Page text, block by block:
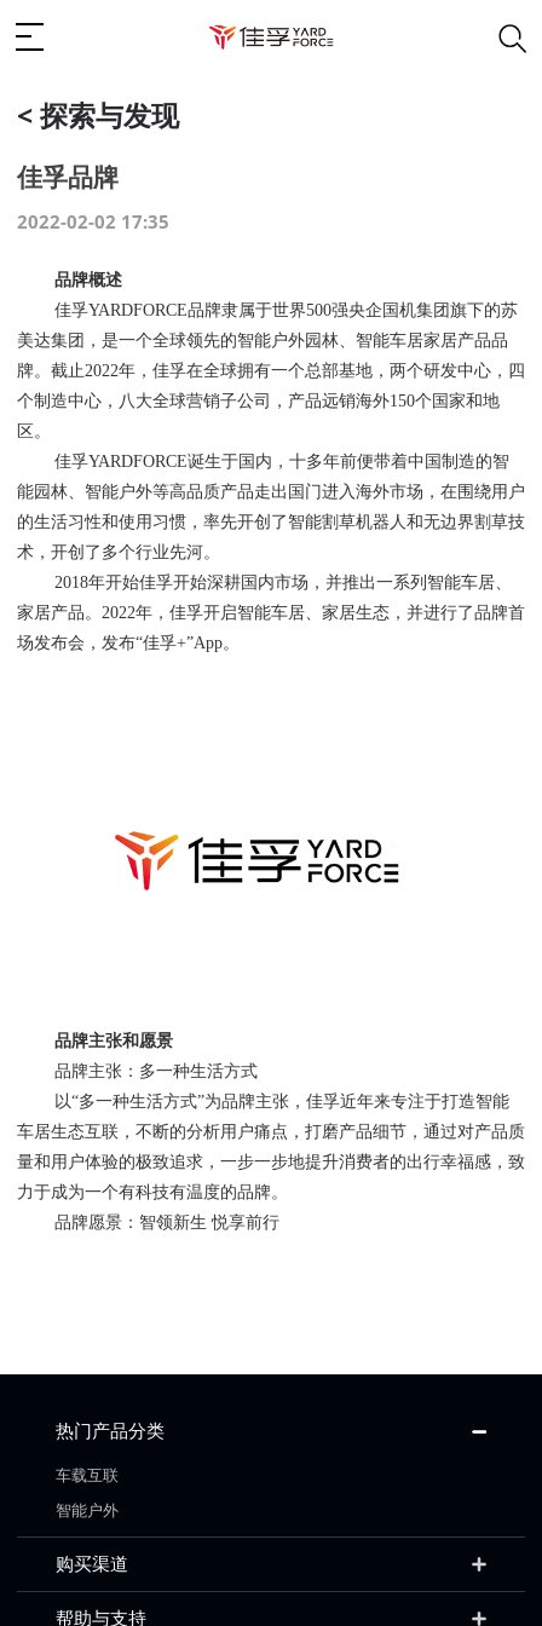
< 探索与发现
佳孚品牌
2022-02-02 17:35
品牌概述
佳孚YARDFORCE品牌隶属于世界500强央企国机集团旗下的苏
美达集团，是一个全球领先的智能户外园林、智能车居家居产品品
牌。截止2022年，佳孚在全球拥有一个总部基地，两个研发中心，四
个制造中心，八大全球营销子公司，产品远销海外150个国家和地
区。
佳孚YARDFORCE诞生于国内，十多年前便带着中国制造的智
能园林、智能户外等高品质产品走出国门进入海外市场，在围绕用户
的生活习性和使用习惯，率先开创了智能割草机器人和无边界割草技
术，开创了多个行业先河。
2018年开始佳孚开始深耕国内市场，并推出一系列智能车居、
家居产品。2022年，佳孚开启智能车居、家居生态，并进行了品牌首
场发布会，发布“佳孚+”App。
品牌主张和愿景
品牌主张：多一种生活方式
以“多一种生活方式”为品牌主张，佳孚近年来专注于打造智能
车居生态互联，不断的分析用户痛点，打磨产品细节，通过对产品质
量和用户体验的极致追求，一步一步地提升消费者的出行幸福感，致
力于成为一个有科技有温度的品牌。
品牌愿景：智领新生 悦享前行
热门产品分类
车载互联
智能户外
购买渠道
帮助与支持